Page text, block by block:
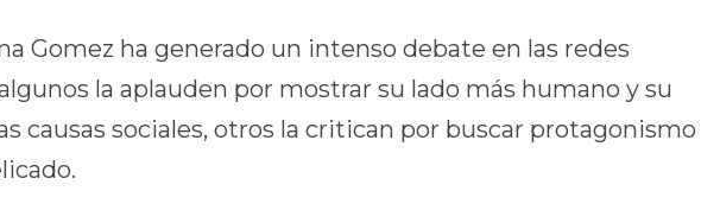
Gomez ha generado un intenso debate en las redes
la aplauden por mostrar su lado más humano y su
causas sociales, otros la critican por buscar protagonismo